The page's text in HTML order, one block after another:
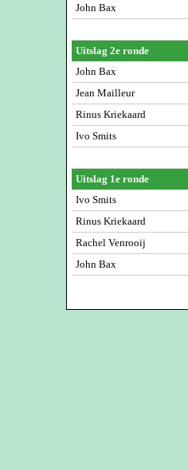
John Bax
Uitslag 2e ronde
John Bax
Jean Mailleur
Rinus Kriekaard
Ivo Smits
Uitslag 1e ronde
Ivo Smits
Rinus Kriekaard
Rachel Venrooij
John Bax